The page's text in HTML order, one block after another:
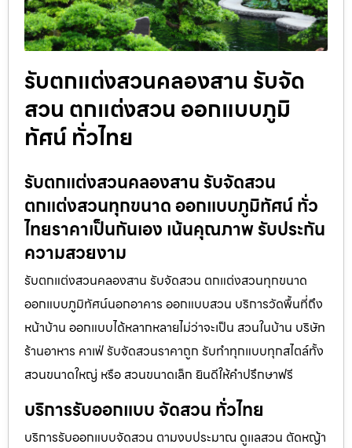
รับตกแต่งสวนคลองสาน รับจัด
สวน ตกแต่งสวน ออกแบบภูมิ
ทัศน์ ทั่วไทย
รับตกแต่งสวนคลองสาน รับจัดสวน
ตกแต่งสวนทุกขนาด ออกแบบภูมิทัศน์ ทั่ว
ไทยราคาเป็นกันเอง เน้นคุณภาพ รับประกัน
ความสวยงาม
รับตกแต่งสวนคลองสาน รับจัดสวน ตกแต่งสวนทุกขนาด
ออกแบบภูมิทัศน์นอกอาคาร ออกแบบสวน บริการวัดพื้นที่ถึง
หน้าบ้าน ออกแบบได้หลากหลายไม่ว่าจะเป็น สวนในบ้าน บริษัท
ร้านอาหาร คาเฟ่ รับจัดสวนราคาถูก รับทำทุกแบบทุกสไตล์ทั้ง
สวนขนาดใหญ่ หรือ สวนขนาดเล็ก ยินดีให้คำปรึกษาฟรี
บริการรับออกแบบ จัดสวน ทั่วไทย
บริการรับออกแบบจัดสวน ตามงบประมาณ ดูเเลสวน ตัดหญ้า